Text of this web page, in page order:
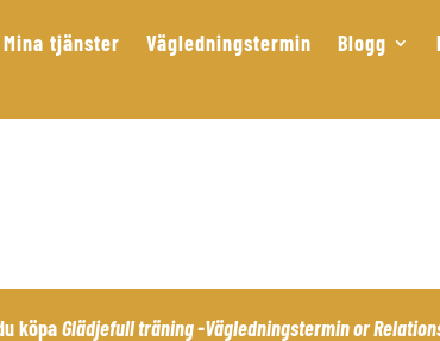
Mina tjänster Vägledningstermin Blogg
köpaGlädjefull träning -Vägledningsterminor